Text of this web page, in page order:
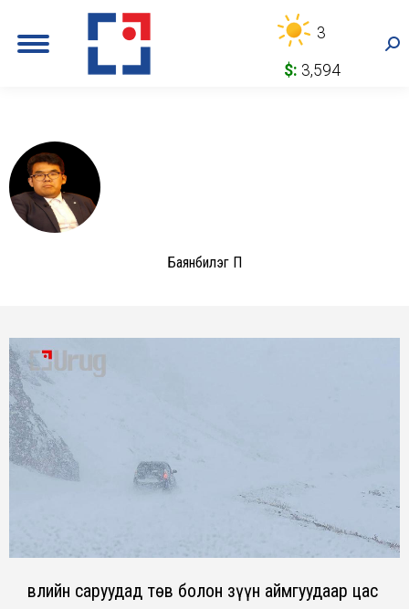
3
$: 3,594
Баянбилэг П
Өвлийн саруудад төв болон зүүн аймгуудаар цас